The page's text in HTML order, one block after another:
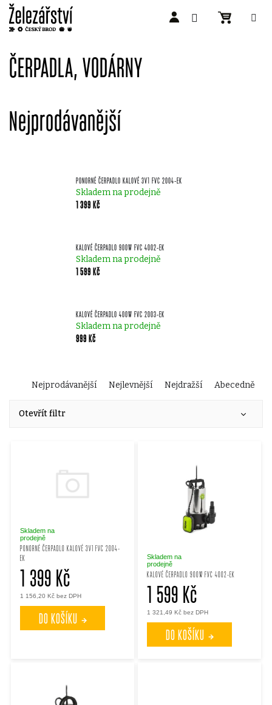
obsah
ČERPADLA, VODÁRNY
Nejprodávanější
PONORNÉ ČERPADLO KALOVÉ 3V1 FVC 2004-EK
Skladem na prodejně
1 399 Kč
KALOVÉ ČERPADLO 900W FVC 4002-EK
Skladem na prodejně
1 599 Kč
KALOVÉ ČERPADLO 400W FVC 2003-EK
Skladem na prodejně
999 Kč
Ř
a
í
p
r
o
Nejprodávanější Nejlevnější Nejdražší Abecedně
Otevřít filtr
PONORNÉ ČERPADLO KALOVÉ 3V1 FVC 2004-
EK
Skladem na
prodejně
1 156,20 Kč bez DPH
1 399 Kč
DO KOŠÍKU
KALOVÉ ČERPADLO 900W FVC 4002-EK
Skladem na
prodejně
1 321,49 Kč bez DPH
1 599 Kč
DO KOŠÍKU